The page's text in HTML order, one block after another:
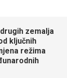
zemalja
ključnih
režima